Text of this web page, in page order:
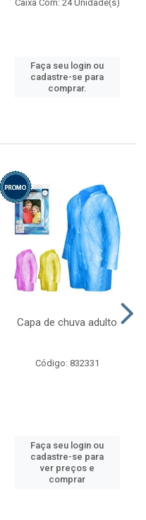
Caixa Com: 24 Unidade(s)
Faça seu login ou
cadastre-se para
comprar.
Capa de chuva adulto
Código: 832331
Faça seu login ou
cadastre-se para
ver preços e
comprar